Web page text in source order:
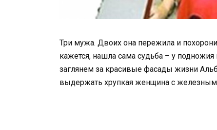
Три мужа. Двоих она пережила и
кажется, нашла сама судьба – у
заглянем за красивые фасады жизни
выдержать хрупкая женщина с железным